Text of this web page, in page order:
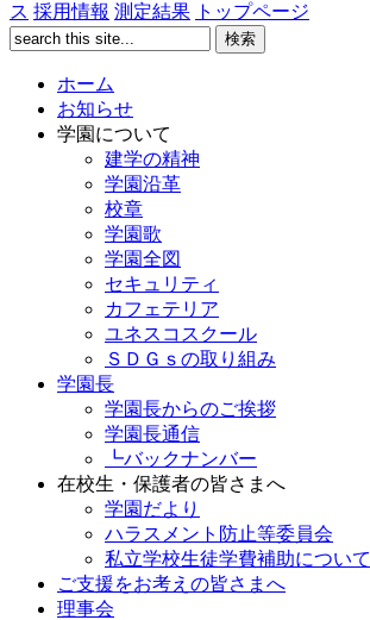
ス 採用情報 測定結果 トップページ
ホーム
お知らせ
学園について
建学の精神
学園沿革
校章
学園歌
学園全図
セキュリティ
カフェテリア
ユネスコスクール
ＳＤＧｓの取り組み
学園長
学園長からのご挨拶
学園長通信
┗バックナンバー
在校生・保護者の皆さまへ
学園だより
ハラスメント防止等委員会
私立学校生徒学費補助について
ご支援をお考えの皆さまへ
理事会